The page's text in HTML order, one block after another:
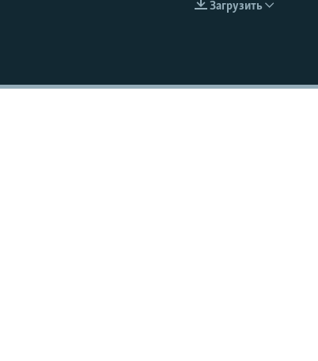
EMBED
Загрузить